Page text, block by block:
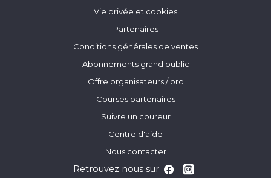
Vie privée et cookies
Partenaires
Conditions générales de ventes
Abonnements grand public
Offre organisateurs / pro
Courses partenaires
Suivre un coureur
Centre d'aide
Nous contacter
Retrouvez nous sur